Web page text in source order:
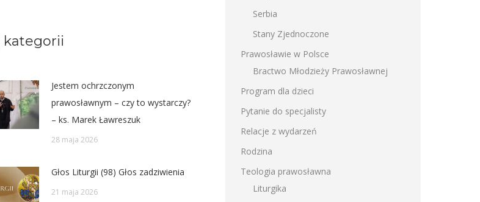
kategorii
Jestem ochrzczonym
prawosławnym – czy to wystarczy?
– ks. Marek Ławreszuk
28 maja 2026
Głos Liturgii (98) Głos zadziwienia
21 maja 2026
Serbia
Stany Zjednoczone
Prawosławie w Polsce
Bractwo Młodzieży Prawosławnej
Program dla dzieci
Pytanie do specjalisty
Relacje z wydarzeń
Rodzina
Teologia prawosławna
Liturgika